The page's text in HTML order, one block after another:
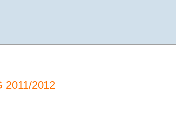
2011/2012